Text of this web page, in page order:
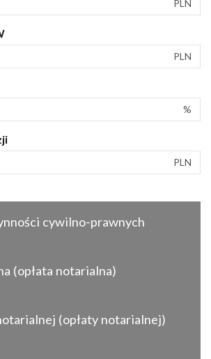
PLN
PLN
%
PLN
cywilno-prawnych
(opłata notarialna)
(opłaty notarialnej)